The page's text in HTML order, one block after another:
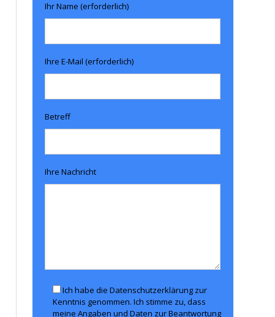
Ihr Name (erforderlich)
Ihre E-Mail (erforderlich)
Betreff
Ihre Nachricht
Ich habe die Datenschutzerklärung zur
Kenntnis genommen. Ich stimme zu, dass
meine Angaben und Daten zur Beantwortung